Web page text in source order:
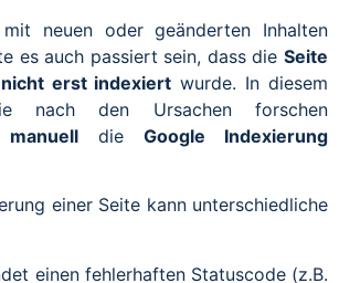
neuen oder geänderten Inhalten
es auch passiert sein, dass die Seite
erst indexiert wurde. In diesem
nach den Ursachen forschen
manuell die Google Indexierung
einer Seite kann unterschiedliche
einen fehlerhaften Statuscode (z.B.